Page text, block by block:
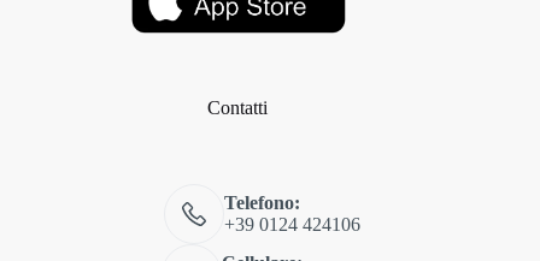
Contatti
Telefono:
+39 0124 424106